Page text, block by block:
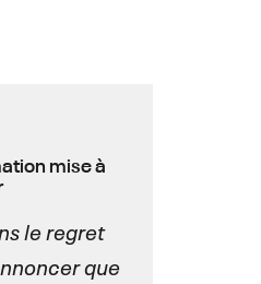
mise à
le regret
que